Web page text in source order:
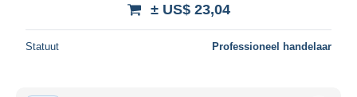
± US$ 23,04
Statuut Professioneel handelaar